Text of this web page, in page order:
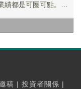
都是可圈可點。在
稿 | 投資者關係 |